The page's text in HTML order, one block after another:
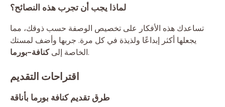
لماذا يجب أن تجرب هذه النصائح؟
تساعدك هذه الأفكار على تخصيص الوصفة حسب ذوقك، مما
يجعلها أكثر إبداعًا ولذيذة في كل مرة. جربها وأضف لمستك
الخاصة إلىكنافة-بورما .
اقتراحات التقديم
طرق تقديم كنافة بورما بأناقة